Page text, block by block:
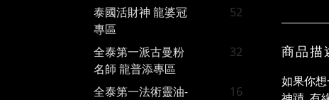
泰國活財神 龍婆冠
專區
52
全泰第一派古曼粉
名師 龍普添專區
32
全泰第一法術靈油-
16
商品描
如果你